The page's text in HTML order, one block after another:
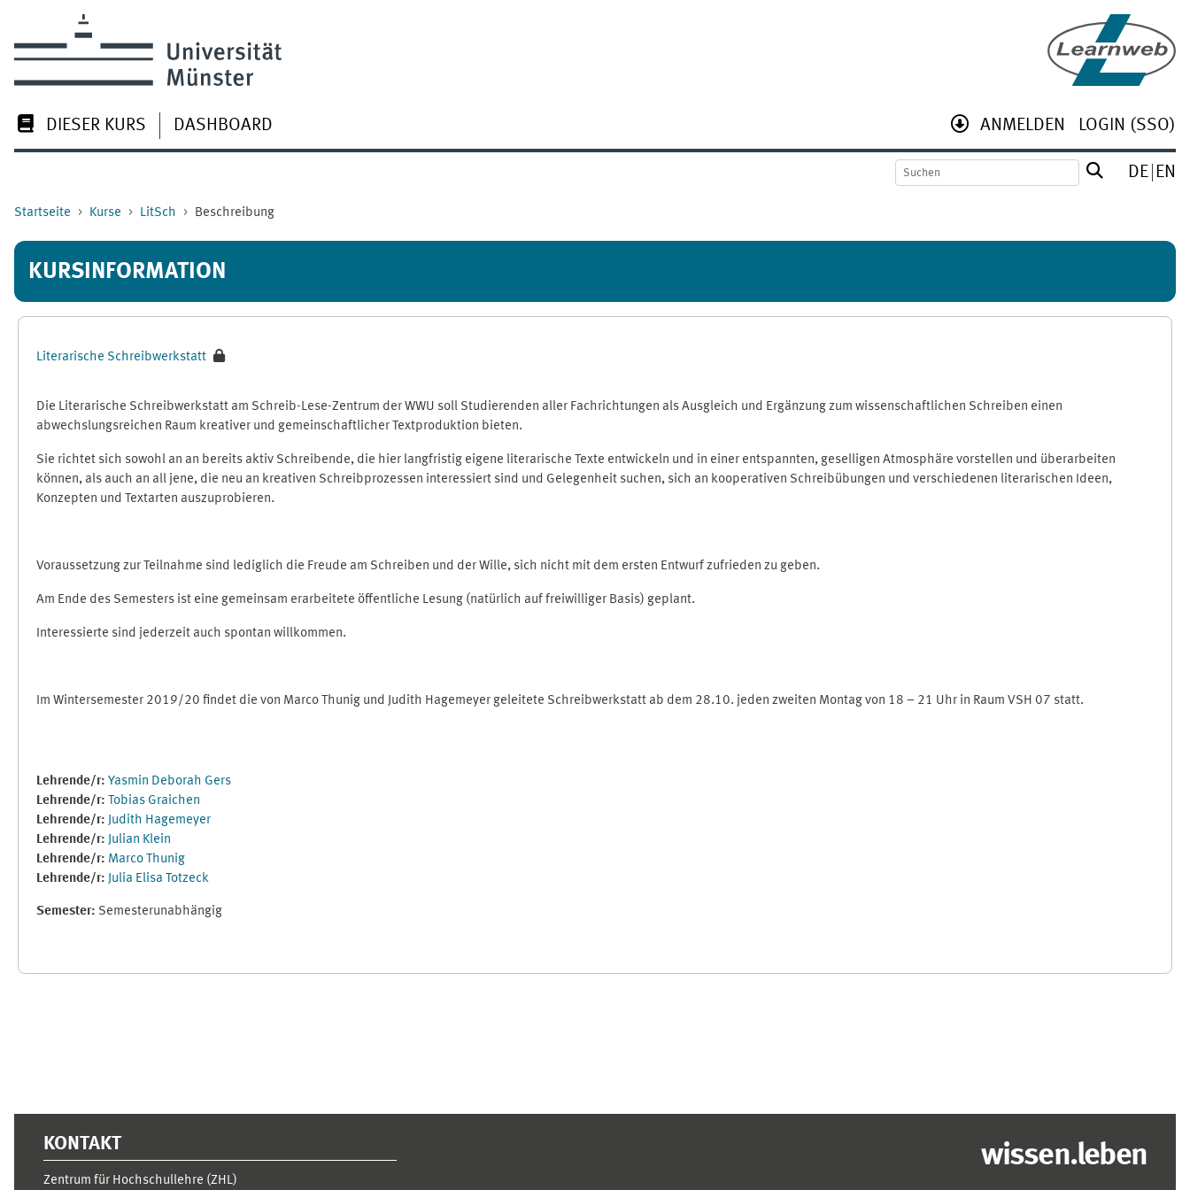
DIESER KURS DASHBOARD ANMELDEN LOGIN (SSO)
DE EN
Startseite Kurse LitSch Beschreibung
KURSINFORMATION
Literarische Schreibwerkstatt
Die Literarische Schreibwerkstatt am Schreib-Lese-Zentrum der WWU soll Studierenden aller Fachrichtungen als Ausgleich und Ergänzung zum wissenschaftlichen Schreiben einen
abwechslungsreichen Raum kreativer und gemeinschaftlicher Textproduktion bieten.
Sie richtet sich sowohl an an bereits aktiv Schreibende, die hier langfristig eigene literarische Texte entwickeln und in einer entspannten, geselligen Atmosphäre vorstellen und überarbeiten
können, als auch an all jene, die neu an kreativen Schreibprozessen interessiert sind und Gelegenheit suchen, sich an kooperativen Schreibübungen und verschiedenen literarischen Ideen,
Konzepten und Textarten auszuprobieren.
Voraussetzung zur Teilnahme sind lediglich die Freude am Schreiben und der Wille, sich nicht mit dem ersten Entwurf zufrieden zu geben.
Am Ende des Semesters ist eine gemeinsam erarbeitete öffentliche Lesung (natürlich auf freiwilliger Basis) geplant.
Interessierte sind jederzeit auch spontan willkommen.
Im Wintersemester 2019/20 findet die von Marco Thunig und Judith Hagemeyer geleitete Schreibwerkstatt ab dem 28.10. jeden zweiten Montag von 18 – 21 Uhr in Raum VSH 07 statt.
Lehrende/r: Yasmin Deborah Gers
Lehrende/r: Tobias Graichen
Lehrende/r: Judith Hagemeyer
Lehrende/r: Julian Klein
Lehrende/r: Marco Thunig
Lehrende/r: Julia Elisa Totzeck
Semester: Semesterunabhängig
KONTAKT
Zentrum für Hochschullehre (ZHL)
wissen.leben